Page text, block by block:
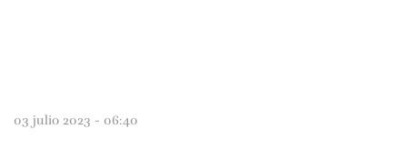
03 julio 2023 - 06:40